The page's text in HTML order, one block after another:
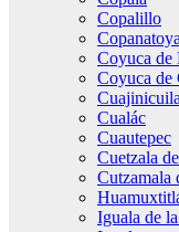
Copalillo
Coyuca de
Coyuca de
Cualác
Cuautepec
Cuetzala
Cutzamala
Iguala de